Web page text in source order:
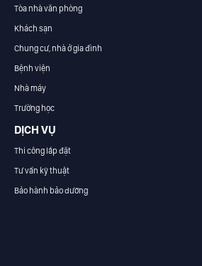
Tòa nhà văn phòng
Khách sạn
Chung cư, nhà ở gia đình
Bệnh viện
Nhà máy
Trường học
DỊCH VỤ
Thi công lắp đặt
Tư vấn kỹ thuật
Bảo hành bảo dưỡng